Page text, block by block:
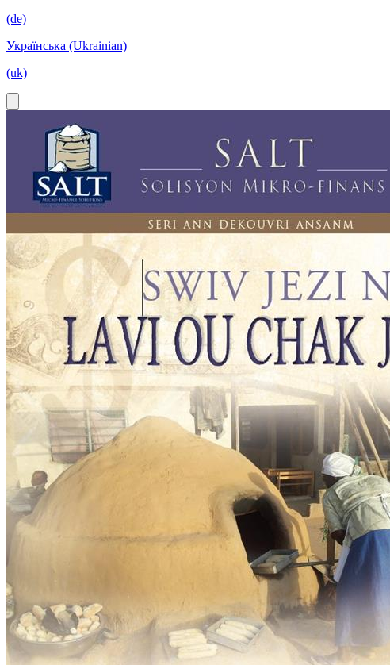
(de)
Українська (Ukrainian)
(uk)